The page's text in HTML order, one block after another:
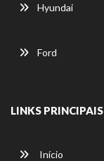
Hyundai
Ford
LINKS PRINCIPAIS
Início